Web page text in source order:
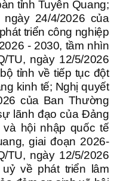
tỉnh Tuyên Quang;
24/4/2026 của
triển công nghiệp
- 2030, tầm nhìn
TU, ngày 12/5/2026
tỉnh về tiếp tục đột
kinh tế; Nghị quyết
của Ban Thường
lãnh đạo của Đảng
hội nhập quốc tế
giai đoạn 2026-
TU, ngày 12/5/2026
về phát triển lâm